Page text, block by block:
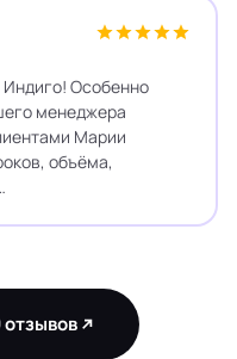
Особенно
менеджера
Марии
объёма,